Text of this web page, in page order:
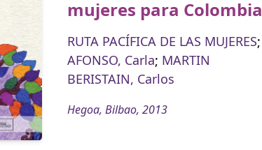
mujeres para Colombia
RUTA PACÍFICA DE LAS MUJERES;
AFONSO, Carla; MARTIN
BERISTAIN, Carlos
Hegoa, Bilbao, 2013